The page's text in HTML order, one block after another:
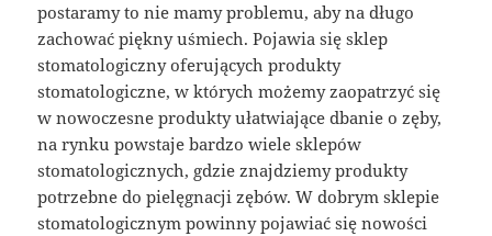
postaramy to nie mamy problemu, aby na długo
zachować piękny uśmiech. Pojawia się sklep
stomatologiczny oferujących produkty
stomatologiczne, w których możemy zaopatrzyć się
w nowoczesne produkty ułatwiające dbanie o zęby,
na rynku powstaje bardzo wiele sklepów
stomatologicznych, gdzie znajdziemy produkty
potrzebne do pielęgnacji zębów. W dobrym sklepie
stomatologicznym powinny pojawiać się nowości